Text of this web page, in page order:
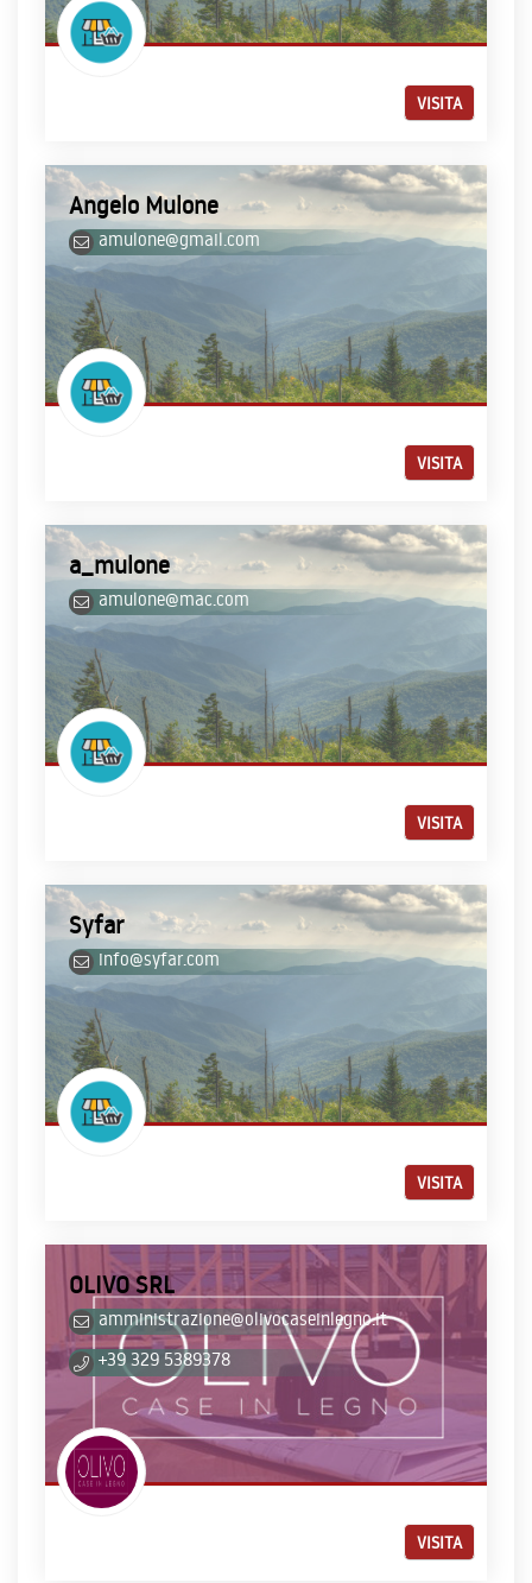
VISITA
Angelo Mulone
amulone@gmail.com
VISITA
a_mulone
amulone@mac.com
VISITA
Syfar
info@syfar.com
VISITA
OLIVO SRL
amministrazione@olivocaseinlegno.it
+39 329 5389378
VISITA